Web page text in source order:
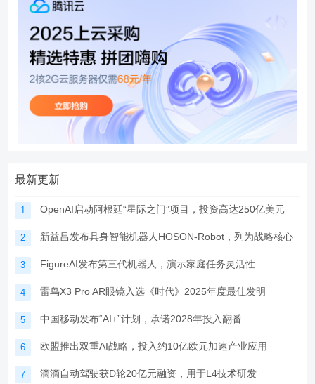
最新更新
1 OpenAI启动阿根廷“星际之门”项目，投资高达250亿美元
2 新益昌发布具身智能机器人HOSON-Robot，列为战略核心
3 FigureAI发布第三代机器人，演示家庭任务灵活性
4 雷鸟X3 Pro AR眼镜入选《时代》2025年度最佳发明
5 中国移动发布“AI+”计划，承诺2028年投入翻番
6 欧盟推出双重AI战略，投入约10亿欧元加速产业应用
7 滴滴自动驾驶获D轮20亿元融资，用于L4技术研发